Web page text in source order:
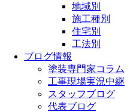
地域別
施工種別
住宅別
工法別
ブログ情報
塗装専門家コラム
工事現場実況中継
スタッフブログ
代表ブログ